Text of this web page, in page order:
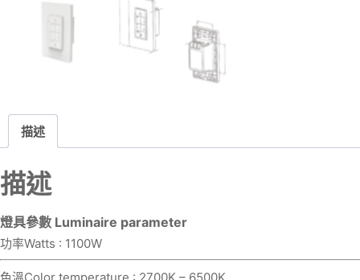
描述
描述
燈具參數 Luminaire parameter
功率Watts : 1100W
色溫Color temperature : 2700K – 6500K